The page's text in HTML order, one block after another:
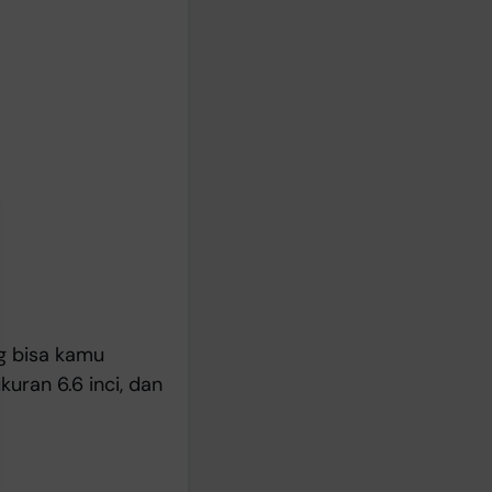
bisa kamu
6.6 inci, dan